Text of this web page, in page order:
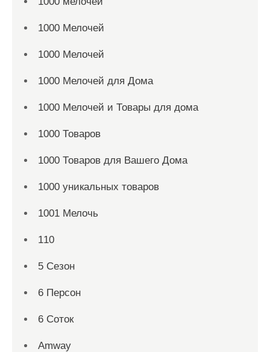
1000 Мелочей
1000 Мелочей
1000 Мелочей для Дома
1000 Мелочей и Товары для дома
1000 Товаров
1000 Товаров для Вашего Дома
1000 уникальных товаров
1001 Мелочь
110
5 Сезон
6 Персон
6 Соток
Amway